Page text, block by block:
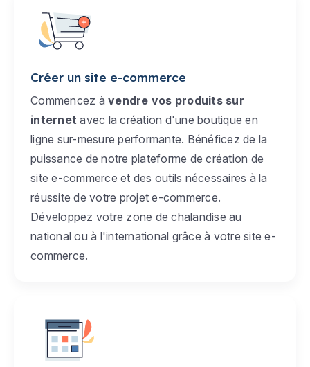
Créer un site e-commerce
Commencez à vendre vos produits sur
internet avec la création d'une boutique en
ligne sur-mesure performante. Bénéficez de la
puissance de notre plateforme de création de
site e-commerce et des outils nécessaires à la
réussite de votre projet e-commerce.
Développez votre zone de chalandise au
national ou à l'international grâce à votre site e-
commerce.